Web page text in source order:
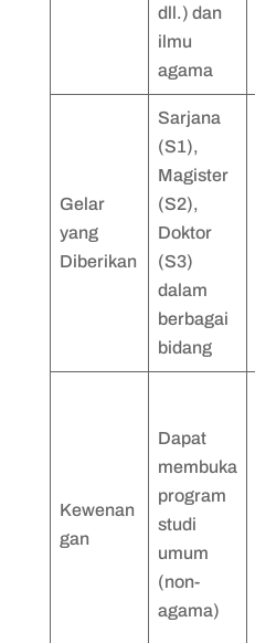
dll.) dan
ilmu
agama
Gelar
yang
Diberikan
Sarjana
(S1),
Magister
(S2),
Doktor
(S3)
dalam
berbagai
bidang
Kewenan
gan
Dapat
membuka
program
studi
umum
(non-
agama)